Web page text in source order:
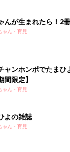
んが生まれたら！2
ゃん・育児
ャンホンポでたま
間限定】
ゃん・育児
よの雑誌
ゃん・育児